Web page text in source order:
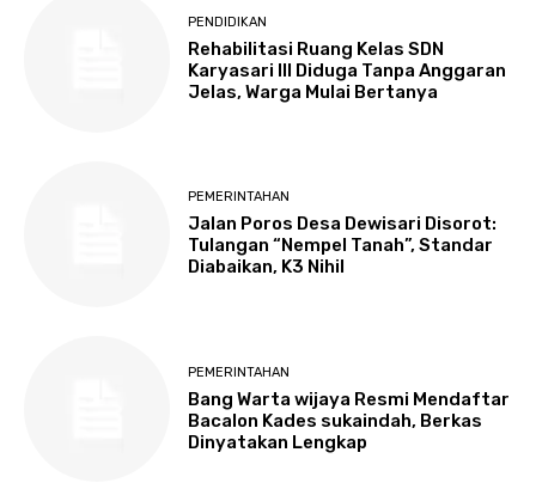
PENDIDIKAN
Rehabilitasi Ruang Kelas SDN
Karyasari III Diduga Tanpa Anggaran
Jelas, Warga Mulai Bertanya
PEMERINTAHAN
Jalan Poros Desa Dewisari Disorot:
Tulangan “Nempel Tanah”, Standar
Diabaikan, K3 Nihil
PEMERINTAHAN
Bang Warta wijaya Resmi Mendaftar
Bacalon Kades sukaindah, Berkas
Dinyatakan Lengkap